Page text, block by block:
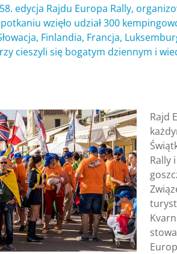
edycja Rajdu Europa Rally,
wzięło udział 300
Finlandia, Francja,
cieszyli się bogatym dziennym i
Rajd
Rally